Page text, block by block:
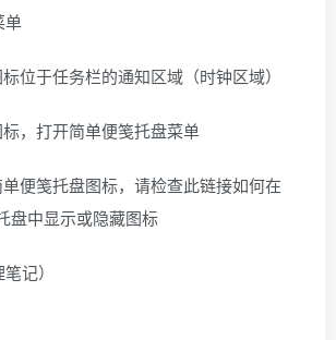
单
位于任务栏的通知区域（时钟区域）
，打开简单便笺托盘菜单
便笺托盘图标，请检查此链接如何在
盘中显示或隐藏图标
记）